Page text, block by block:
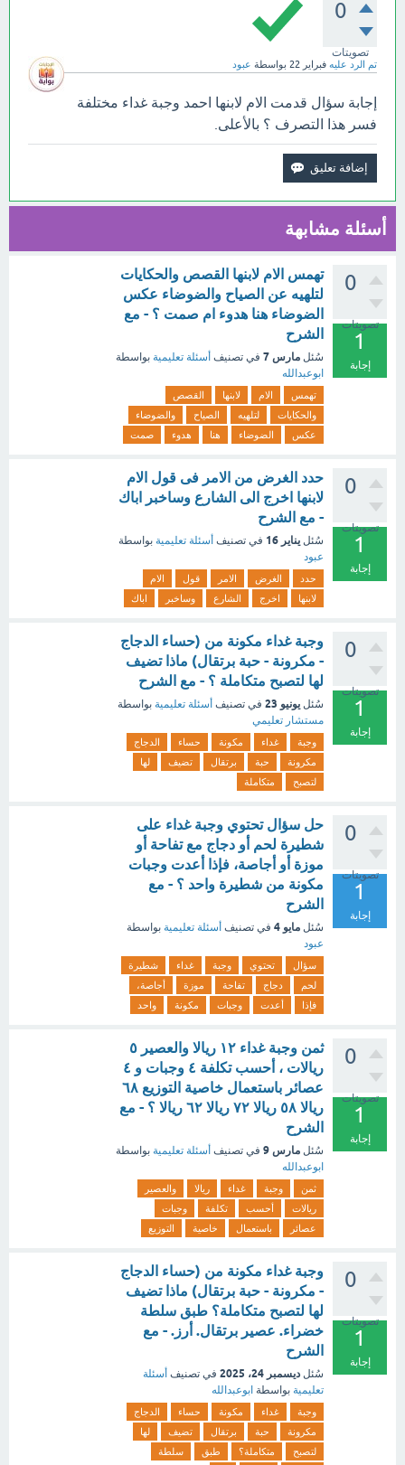
0
تصويتات
تم الرد عليه فبراير 22 بواسطة عبود
إجابة سؤال قدمت الام لابنها احمد وجبة غداء مختلفة
فسر هذا التصرف ؟ بالأعلى.
أسئلة مشابهة
0
تصويتات
1
إجابة
تهمس الام لابنها القصص والحكايات
لتلهيه عن الصياح والضوضاء عكس
الضوضاء هنا هدوء ام صمت ؟ - مع
الشرح
سُئل مارس 7 في تصنيف أسئلة تعليمية بواسطة
ابوعبدالله
تهمس الام لابنها
القصص
والحكايات
لتلهيه الصياح
والضوضاء
عكس
الضوضاء هنا هدوء صمت
0
تصويتات
1
إجابة
حدد الغرض من الامر فى قول الام
لابنها اخرج الى الشارع وساخبر اباك
- مع الشرح
سُئل يناير 16 في تصنيف أسئلة تعليمية بواسطة
عبود
حدد الغرض الامر قول
الام
لابنها
اخرج الشارع وساخبر اباك
0
تصويتات
1
إجابة
وجبة غداء مكونة من (حساء الدجاج
- مكرونة - حبة برتقال) ماذا تضيف
لها لتصبح متكاملة ؟ - مع الشرح
سُئل يونيو 23 في تصنيف أسئلة تعليمية بواسطة
مستشار تعليمي
وجبة غداء مكونة حساء
الدجاج
مكرونة
حبة برتقال تضيف
لها
لتصبح
متكاملة
0
تصويتات
1
إجابة
حل سؤال تحتوي وجبة غداء على
شطيرة لحم أو دجاج مع تفاحة أو
موزة أو أجاصة، فإذا أعدت وجبات
مكونة من شطيرة واحد ؟ - مع
الشرح
سُئل مايو 4 في تصنيف أسئلة تعليمية بواسطة
عبود
سؤال تحتوي وجبة غداء
شطيرة
لحم
دجاج تفاحة موزة
أجاصة،
فإذا
أعدت وجبات مكونة واحد
0
تصويتات
1
إجابة
ثمن وجبة غداء ۱۲ ريالا والعصير ٥
ريالات ، أحسب تكلفة ٤ وجبات و ٤
عصائر باستعمال خاصية التوزيع ٦٨
ريالا ٥٨ ريالا ۷۲ ريالا ٦٢ ريالا ؟ - مع
الشرح
سُئل مارس 9 في تصنيف أسئلة تعليمية بواسطة
ابوعبدالله
ثمن وجبة غداء ريالا
والعصير
ريالات
أحسب تكلفة
وجبات
عصائر
باستعمال خاصية التوزيع
0
تصويتات
1
إجابة
وجبة غداء مكونة من (حساء الدجاج
- مكرونة - حبة برتقال) ماذا تضيف
لها لتصبح متكاملة؟ طبق سلطة
خضراء. عصير برتقال. أرز. - مع
الشرح
سُئل ديسمبر 24، 2025 في تصنيف أسئلة
تعليمية بواسطة ابوعبدالله
وجبة غداء مكونة حساء
الدجاج
مكرونة
حبة برتقال تضيف
لها
لتصبح
متكاملة؟ طبق
سلطة